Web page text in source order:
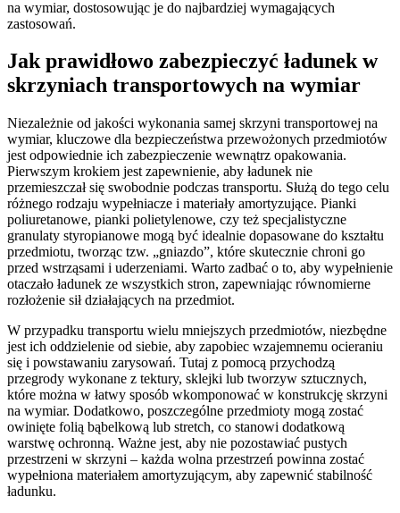
na wymiar, dostosowując je do najbardziej wymagających
zastosowań.
Jak prawidłowo zabezpieczyć ładunek w
skrzyniach transportowych na wymiar
Niezależnie od jakości wykonania samej skrzyni transportowej na
wymiar, kluczowe dla bezpieczeństwa przewożonych przedmiotów
jest odpowiednie ich zabezpieczenie wewnątrz opakowania.
Pierwszym krokiem jest zapewnienie, aby ładunek nie
przemieszczał się swobodnie podczas transportu. Służą do tego celu
różnego rodzaju wypełniacze i materiały amortyzujące. Pianki
poliuretanowe, pianki polietylenowe, czy też specjalistyczne
granulaty styropianowe mogą być idealnie dopasowane do kształtu
przedmiotu, tworząc tzw. „gniazdo”, które skutecznie chroni go
przed wstrząsami i uderzeniami. Warto zadbać o to, aby wypełnienie
otaczało ładunek ze wszystkich stron, zapewniając równomierne
rozłożenie sił działających na przedmiot.
W przypadku transportu wielu mniejszych przedmiotów, niezbędne
jest ich oddzielenie od siebie, aby zapobiec wzajemnemu ocieraniu
się i powstawaniu zarysowań. Tutaj z pomocą przychodzą
przegrody wykonane z tektury, sklejki lub tworzyw sztucznych,
które można w łatwy sposób wkomponować w konstrukcję skrzyni
na wymiar. Dodatkowo, poszczególne przedmioty mogą zostać
owinięte folią bąbelkową lub stretch, co stanowi dodatkową
warstwę ochronną. Ważne jest, aby nie pozostawiać pustych
przestrzeni w skrzyni – każda wolna przestrzeń powinna zostać
wypełniona materiałem amortyzującym, aby zapewnić stabilność
ładunku.